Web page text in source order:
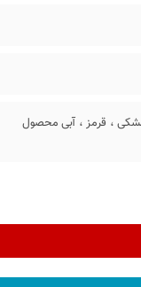
قوی مشکی ، قرمز ، آبی محصول